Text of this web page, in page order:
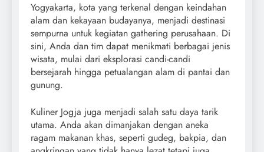
Yogyakarta, kota yang terkenal dengan keindahan
alam dan kekayaan budayanya, menjadi destinasi
sempurna untuk kegiatan gathering perusahaan. Di
sini, Anda dan tim dapat menikmati berbagai jenis
wisata, mulai dari eksplorasi candi-candi
bersejarah hingga petualangan alam di pantai dan
gunung.
Kuliner Jogja juga menjadi salah satu daya tarik
utama. Anda akan dimanjakan dengan aneka
ragam makanan khas, seperti gudeg, bakpia, dan